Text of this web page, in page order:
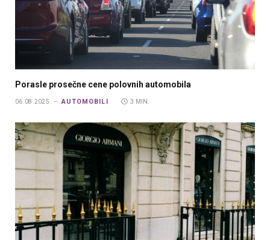
Porasle prosečne cene polovnih automobila
06.08.2025. AUTOMOBILI 3 MIN.